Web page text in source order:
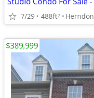
7/29 488ft2 Herndon
$389,999